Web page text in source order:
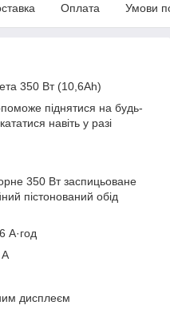
Оплата Умови
350 Вт (10,6Ah)
піднятися на будь-
навіть у разі
350 Вт заспицьоване
пістонований обід
А·год
А
дисплеєм